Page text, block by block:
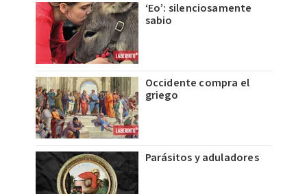
‘Eo’: silenciosamente
sabio
Occidente compra el
griego
Parásitos y aduladores